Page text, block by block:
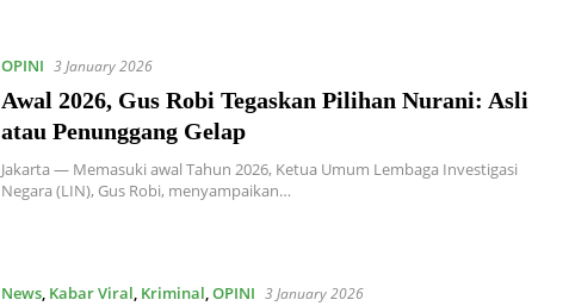
OPINI 3 January 2026
Awal 2026, Gus Robi Tegaskan Pilihan Nurani: Asli
atau Penunggang Gelap
Jakarta — Memasuki awal Tahun 2026, Ketua Umum Lembaga Investigasi
Negara (LIN), Gus Robi, menyampaikan…
News, Kabar Viral, Kriminal,OPINI 3 January 2026